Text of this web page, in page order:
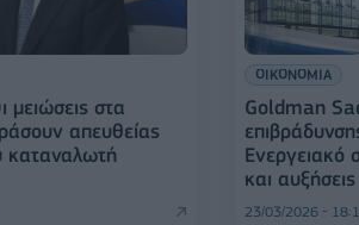
μειώσεις στα
απευθείας
καταναλωτή
ΟΙΚΟΝΟΜΙΑ
Goldman
Ενεργειακό
και
23/03/2026 -